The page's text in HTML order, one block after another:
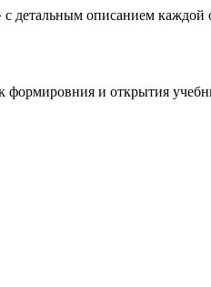
детальным описанием
формировния и открытия